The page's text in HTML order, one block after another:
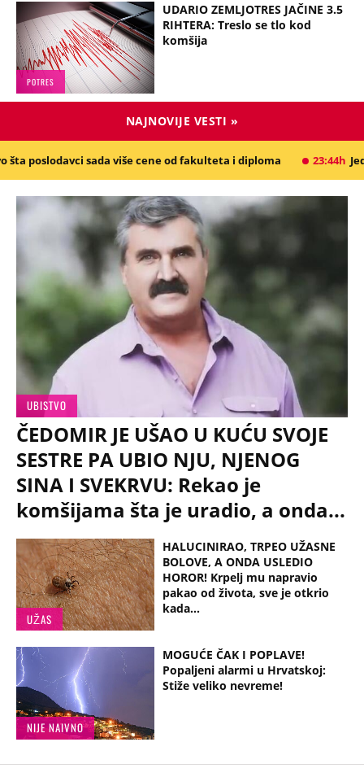
POTRES
UDARIO ZEMLJOTRES JAČINE 3.5
RIHTERA: Treslo se tlo kod
komšija
NAJNOVIJE VESTI »
više cene od fakulteta i diploma 23:44h Jedan podatak
UŽAS
HALUCINIRAO, TRPEO UŽASNE
BOLOVE, A ONDA USLEDIO
HOROR! Krpelj mu napravio
pakao od života, sve je otkrio
kada...
NIJE NAIVNO
MOGUĆE ČAK I POPLAVE!
Popaljeni alarmi u Hrvatskoj:
Stiže veliko nevreme!
UBISTVO
ČEDOMIR JE UŠAO U KUĆU SVOJE
SESTRE PA UBIO NJU, NJENOG
SINA I SVEKRVU: Rekao je
komšijama šta je uradio, a onda...